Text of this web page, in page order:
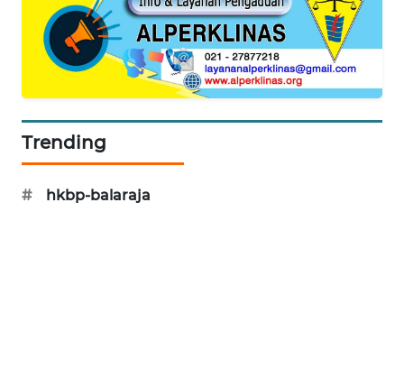
Trending
# hkbp-balaraja
WN
INDRAMAYU